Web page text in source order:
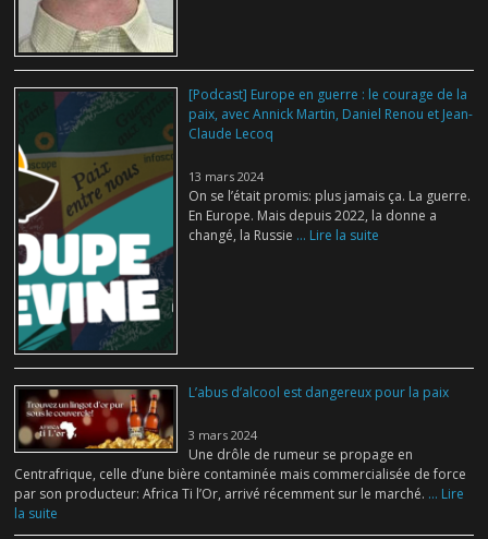
[Podcast] Europe en guerre : le courage de la
paix, avec Annick Martin, Daniel Renou et Jean-
Claude Lecoq
13 mars 2024
On se l’était promis: plus jamais ça. La guerre.
En Europe. Mais depuis 2022, la donne a
changé, la Russie ... Lire la suite
L’abus d’alcool est dangereux pour la paix
3 mars 2024
Une drôle de rumeur se propage en
Centrafrique, celle d’une bière contaminée mais commercialisée de force
par son producteur: Africa Ti l’Or, arrivé récemment sur le marché. ... Lire
la suite